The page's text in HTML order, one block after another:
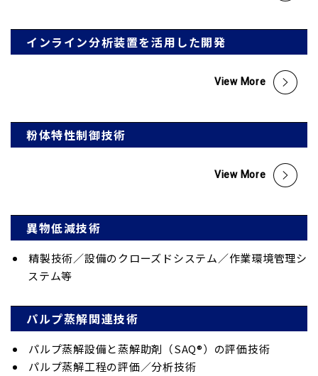
インライン分析装置を活用した開発
View More
粉体特性制御技術
View More
異物低減技術
精製技術／設備のクローズドシステム／作業環境管理シ
ステム等
パルプ蒸解関連技術
パルプ蒸解設備と蒸解助剤（SAQ®）の評価技術
パルプ蒸解工程の評価／分析技術